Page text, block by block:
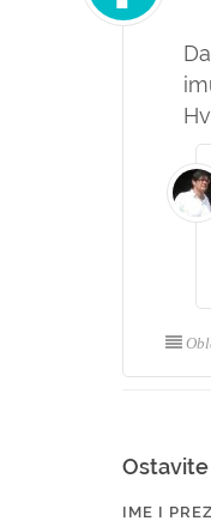
Ostavite
IME I